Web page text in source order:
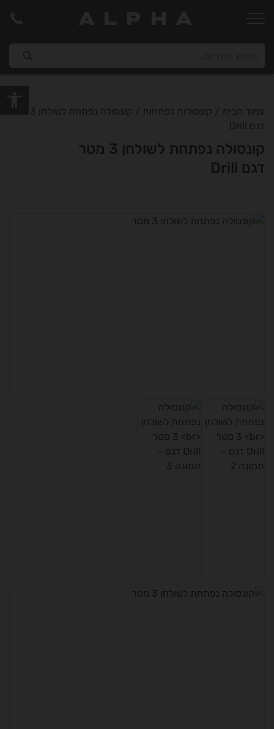
עמוד הבית / קונסולות נפתחות
דגם Drill
קונסולה נפתחת לשולחן 3 מטר
דגם Drill